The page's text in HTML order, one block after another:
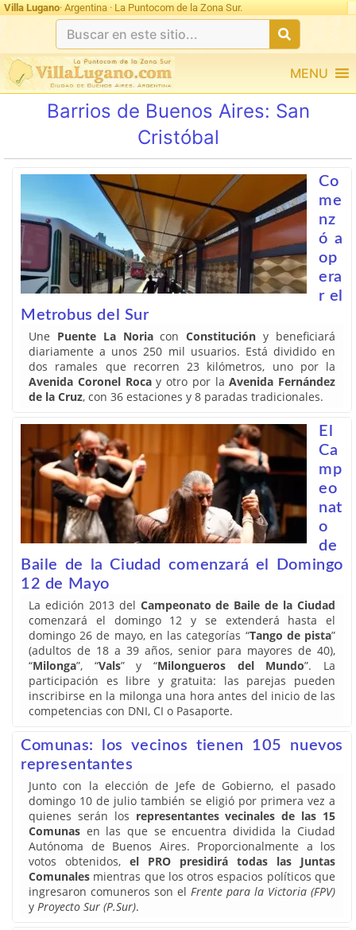
Villa Lugano· Argentina · La Puntocom de la Zona Sur.
MENU
Barrios de Buenos Aires: San
Cristóbal
Co
me
nz
ó a
op
era
r el
Metrobus del Sur
Une Puente La Noriacon Constitución y beneficiará
diariamente a unos 250 mil usuarios. Está dividido en
dos ramales que recorren 23 kilómetros, uno por la
Avenida Coronel Rocay otro por laAvenida Fernández
de la Cruz, con 36 estaciones y 8 paradas tradicionales.
El
Ca
mp
eo
nat
o
de
Baile de la Ciudad comenzará el Domingo
12 de Mayo
La edición 2013 del Campeonato de Baile de la Ciudad
comenzará el domingo 12 y se extenderá hasta el
domingo 26 de mayo, en las categorías “Tango de pista”
(adultos de 18 a 39 años, senior para mayores de 40),
“Milonga”, “Vals” y “Milongueros del Mundo”. La
participación es libre y gratuita: las parejas pueden
inscribirse en la milonga una hora antes del inicio de las
competencias con DNI, CI o Pasaporte.
Comunas: los vecinos tienen 105 nuevos
representantes
Junto con la elección de Jefe de Gobierno, el pasado
domingo 10 de julio también se eligió por primera vez a
quienes serán los representantes vecinales de las 15
Comunas en las que se encuentra dividida la Ciudad
Autónoma de Buenos Aires. Proporcionalmente a los
votos obtenidos, el PRO presidirá todas las Juntas
Comunales mientras que los otros espacios políticos que
ingresaron comuneros son el Frente para la Victoria (FPV)
y Proyecto Sur (P.Sur).